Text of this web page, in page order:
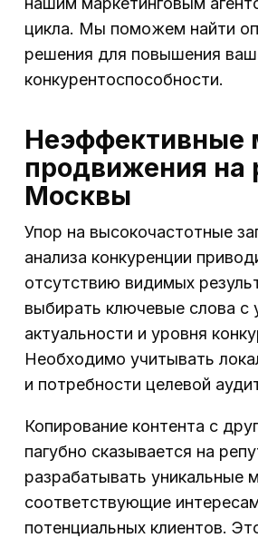
цикла. Мы поможем найти
решения для повышения
конкурентоспособности.
Неэффективные
продвижения на
Москвы
Упор на высокочастотные
анализа конкуренции
отсутствию видимых
выбирать ключевые слова с
актуальности и уровня
Необходимо учитывать
и потребности целевой
Копирование контента с
пагубно сказывается на
разрабатывать уникальные
соответствующие
потенциальных клиентов.